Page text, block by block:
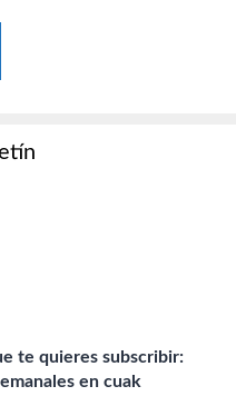
te quieres subscribir:
en cuak